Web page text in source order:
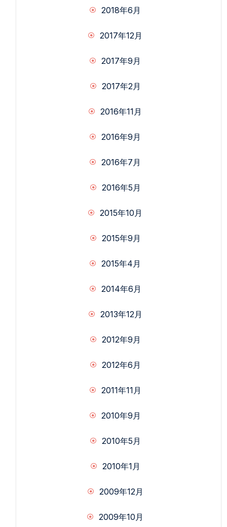
2018年6月
2017年12月
2017年9月
2017年2月
2016年11月
2016年9月
2016年7月
2016年5月
2015年10月
2015年9月
2015年4月
2014年6月
2013年12月
2012年9月
2012年6月
2011年11月
2010年9月
2010年5月
2010年1月
2009年12月
2009年10月